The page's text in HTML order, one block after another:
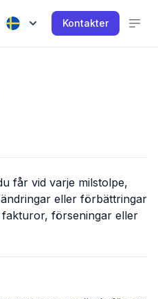
Kontakter
får vid varje milstolpe,
eller förbättringar
förseningar eller